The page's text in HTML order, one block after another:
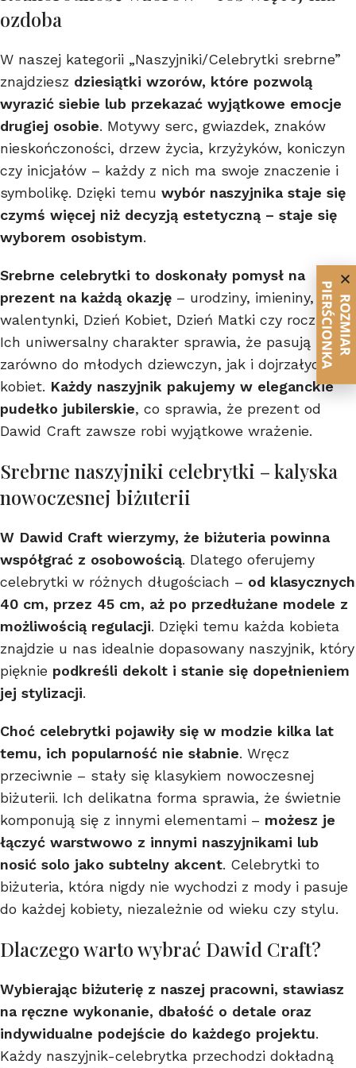
ozdoba
W naszej kategorii „Naszyjniki/Celebrytki srebrne”
znajdziesz dziesiątki wzorów, które pozwolą
wyrazić siebie lub przekazać wyjątkowe emocje
drugiej osobie. Motywy serc, gwiazdek, znaków
nieskończoności, drzew życia, krzyżyków, koniczyn
czy inicjałów – każdy z nich ma swoje znaczenie i
symbolikę. Dzięki temu wybór naszyjnika staje się
czymś więcej niż decyzją estetyczną – staje się
wyborem osobistym.
Srebrne celebrytki to doskonały pomysł na
prezent na każdą okazję – urodziny, imieniny,
walentynki, Dzień Kobiet, Dzień Matki czy rocznicę.
Ich uniwersalny charakter sprawia, że pasują
zarówno do młodych dziewczyn, jak i dojrzałych
kobiet. Każdy naszyjnik pakujemy w eleganckie
pudełko jubilerskie, co sprawia, że prezent od
Dawid Craft zawsze robi wyjątkowe wrażenie.
Srebrne naszyjniki celebrytki – kalyska
nowoczesnej biżuterii
W Dawid Craft wierzymy, że biżuteria powinna
współgrać z osobowością. Dlatego oferujemy
celebrytki w różnych długościach – od klasycznych
40 cm, przez 45 cm, aż po przedłużane modele z
możliwością regulacji. Dzięki temu każda kobieta
znajdzie u nas idealnie dopasowany naszyjnik, który
pięknie podkreśli dekolt i stanie się dopełnieniem
jej stylizacji.
Choć celebrytki pojawiły się w modzie kilka lat
temu, ich popularność nie słabnie. Wręcz
przeciwnie – stały się klasykiem nowoczesnej
biżuterii. Ich delikatna forma sprawia, że świetnie
komponują się z innymi elementami – możesz je
łączyć warstwowo z innymi naszyjnikami lub
nosić solo jako subtelny akcent. Celebrytki to
biżuteria, która nigdy nie wychodzi z mody i pasuje
do każdej kobiety, niezależnie od wieku czy stylu.
Dlaczego warto wybrać Dawid Craft?
Wybierając biżuterię z naszej pracowni, stawiasz
na ręczne wykonanie, dbałość o detale oraz
indywidualne podejście do każdego projektu.
Każdy naszyjnik-celebrytka przechodzi dokładną